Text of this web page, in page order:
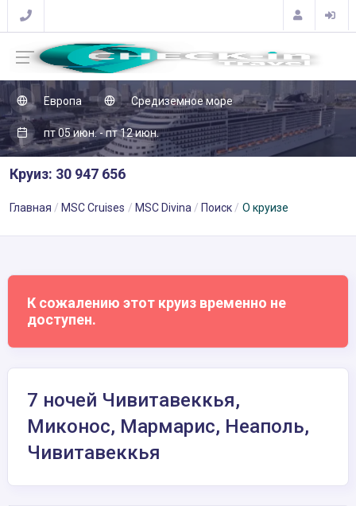
Европа Средиземное море
пт 05 июн. - пт 12 июн.
Круиз: 30 947 656
Главная MSC Cruises MSC Divina Поиск О круизе
К сожалению этот круиз временно не
доступен.
7 ночей Чивитавеккья,
Миконос, Мармарис, Неаполь,
Чивитавеккья